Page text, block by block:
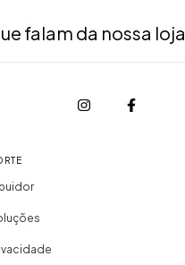
falam da nossa loja